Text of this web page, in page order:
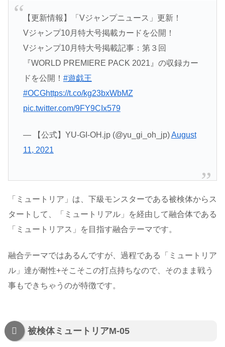
【更新情報】「Vジャンプニュース」更新！
Vジャンプ10月特大号掲載カードを公開！
Vジャンプ10月特大号掲載記事：第３回
『WORLD PREMIERE PACK 2021』の収録カー
ドを公開！ #遊戯王
#OCGhttps://t.co/kg23bxWbMZ
pic.twitter.com/9FY9CIx579
— 【公式】YU-GI-OH.jp (@yu_gi_oh_jp)August
11, 2021
「ミュートリア」は、下級モンスターである被検体からス
タートして、「ミュートリアル」を経由して融合体である
「ミュートリアス」を目指す融合テーマです。
融合テーマではあるんですが、過程である「ミュートリア
ル」達が耐性+そこそこの打点持ちなので、そのまま戦う
事もできちゃうのが特徴です。
被検体ミュートリアM-05